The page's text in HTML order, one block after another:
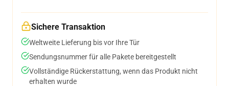
Sichere Transaktion
Weltweite Lieferung bis vor Ihre Tür
Sendungsnummer für alle Pakete bereitgestellt
Vollständige Rückerstattung, wenn das Produkt nicht
erhalten wurde